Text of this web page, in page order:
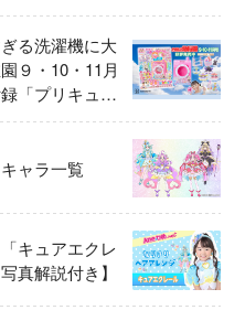
る洗濯機に大
９・10・11月
「プリキュ
ャラ一覧
キュアエクレ
真解説付き】